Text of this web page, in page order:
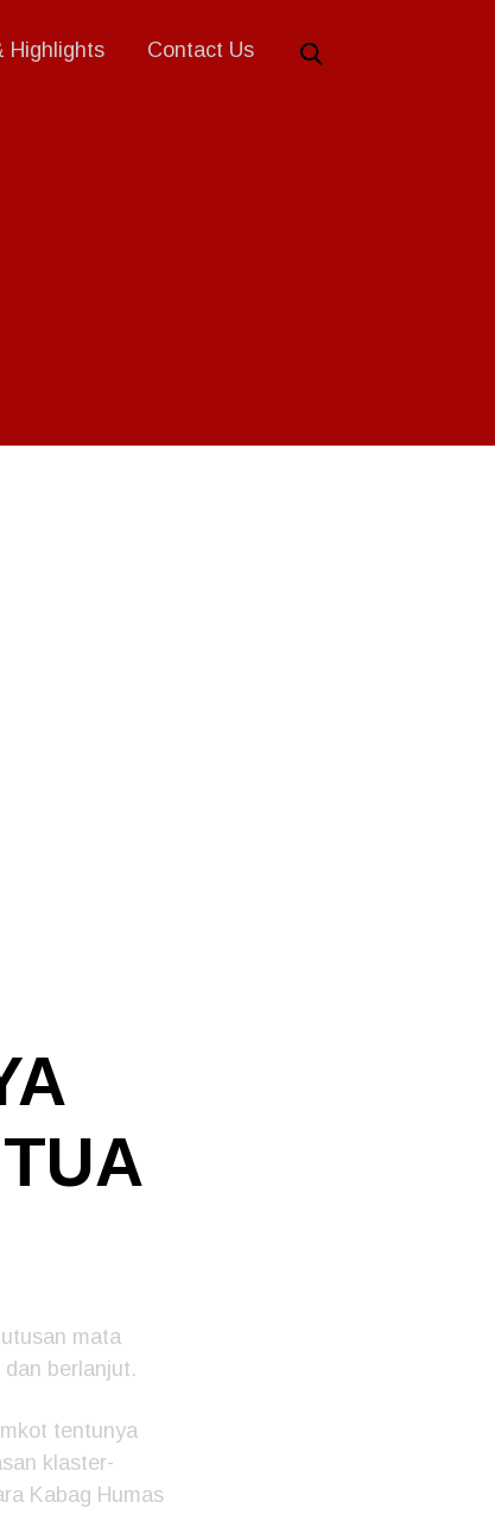
Highlights Contact Us
mata
berlanjut.
tentunya
klaster-
Kabag Humas